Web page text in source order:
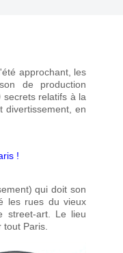
approchant, les
de production
secrets relatifs à la
divertissement, en
!
qui doit son
les rues du vieux
street-art. Le lieu
tout Paris.